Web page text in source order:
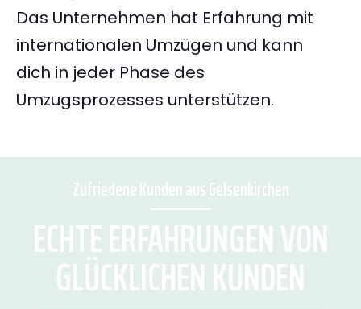
Das Unternehmen hat Erfahrung mit
internationalen Umzügen und kann
dich in jeder Phase des
Umzugsprozesses unterstützen.
Zufriedene Kunden aus Gelsenkirchen
ECHTE ERFAHRUNGEN VON
GLÜCKLICHEN KUNDEN